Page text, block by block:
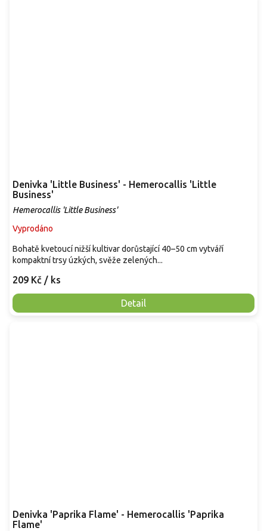
Denivka 'Little Business' - Hemerocallis 'Little
Business'
Hemerocallis 'Little Business'
Vyprodáno
209 Kč / ks
Detail
Bohatě kvetoucí nižší kultivar dorůstající 40–50 cm vytváří
kompaktní trsy úzkých, svěže zelených...
Denivka 'Paprika Flame' - Hemerocallis 'Paprika
Flame'